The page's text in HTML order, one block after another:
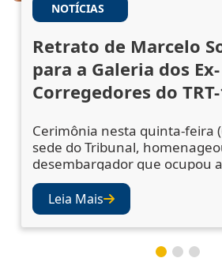
NOTÍCIAS
Retrato de Marcelo
para a Galeria dos Ex-
Corregedores do TRT-
Cerimônia nesta quinta-feira
sede do Tribunal,
desembargador que ocupou
Regional no biênio 2023/2025
descerramento do retrato do
Marcelo Augusto Souto de
corregedor regional no
ocorreu nesta quinta-feira (6),
do TRT-1. A solenidade
Leia Mais